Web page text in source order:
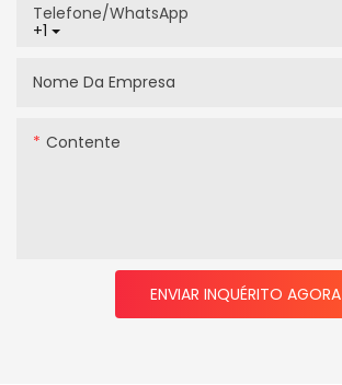
+1
Telefone/WhatsApp
Nome Da Empresa
Contente
ENVIAR INQUÉRITO AGORA